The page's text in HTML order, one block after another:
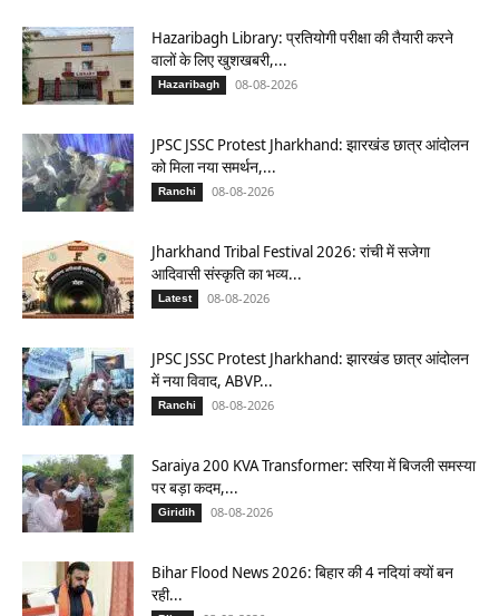
Hazaribagh Library: प्रतियोगी परीक्षा की तैयारी करने
वालों के लिए खुशखबरी,...
Hazaribagh 08-08-2026
JPSC JSSC Protest Jharkhand: झारखंड छात्र आंदोलन
को मिला नया समर्थन,...
Ranchi 08-08-2026
Jharkhand Tribal Festival 2026: रांची में सजेगा
आदिवासी संस्कृति का भव्य...
Latest 08-08-2026
JPSC JSSC Protest Jharkhand: झारखंड छात्र आंदोलन
में नया विवाद, ABVP...
Ranchi 08-08-2026
Saraiya 200 KVA Transformer: सरिया में बिजली समस्या
पर बड़ा कदम,...
Giridih 08-08-2026
Bihar Flood News 2026: बिहार की 4 नदियां क्यों बन
रही...